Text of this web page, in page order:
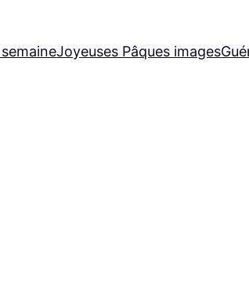
Joyeuses Pâques images